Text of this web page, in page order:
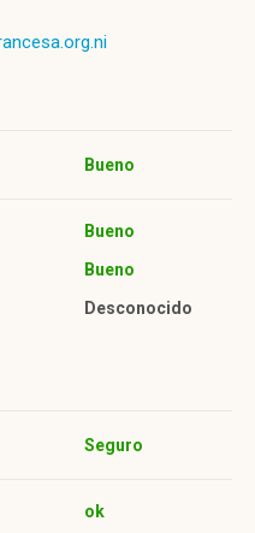
Bueno
Bueno
Bueno
Desconocido
Seguro
ok